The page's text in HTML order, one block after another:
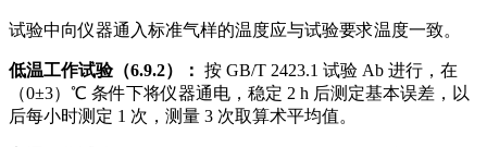
试验中向仪器通入标准气样的温度应与试验要求温度一致。
低温工作试验（6.9.2）： 按 GB/T 2423.1 试验 Ab 进行，在
（0±3）℃ 条件下将仪器通电，稳定 2 h 后测定基本误差，以
后每小时测定 1 次，测量 3 次取算术平均值。